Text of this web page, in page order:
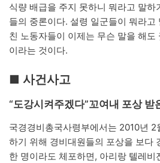
식량 배급을 주지 못하니 뭐라고 말하
들의 중론이다. 설령 일군들이 뭐라고
친 노동자들이 이제는 무슨 말을 해
이라는 것이다.
■ 사건사고
“도강시켜주겠다”꼬여내 포상 받
국경경비총국사령부에서는 2010년 2
하기 위해 경비대원들의 포상을 보다
한 명이라도 체포하면, 아리랑 텔레비